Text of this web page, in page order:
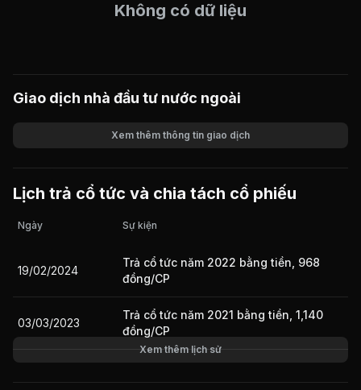
Không có dữ liệu
Giao dịch nhà đầu tư nước ngoài
Giá trị giao dịch
Xem thêm thông tin giao dịch
Lịch trả cổ tức và chia tách cổ phiếu
Ngày Sự kiện
19/02/2024
Trả cổ tức năm 2022 bằng tiền, 968
đồng/CP
03/03/2023
Trả cổ tức năm 2021 bằng tiền, 1,140
đồng/CP
Xem thêm lịch sử